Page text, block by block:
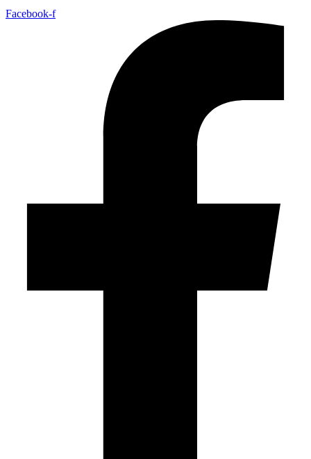
Facebook-f